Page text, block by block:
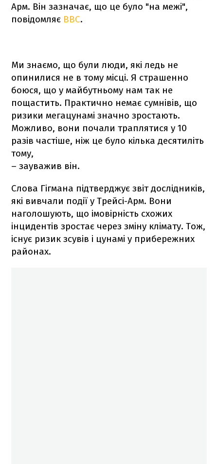
Арм. Він зазначає, що це було "на межі",
повідомляє BBC.
Ми знаємо, що були люди, які ледь не
опинилися не в тому місці. Я страшенно
боюся, що у майбутньому нам так не
пощастить. Практично немає сумнівів, що
ризики мегацунамі значно зростають.
Можливо, вони почали траплятися у 10
разів частіше, ніж це було кілька десятиліть
тому,
– зауважив він.
Слова Гігмана підтверджує звіт дослідників,
які вивчали події у Трейсі-Арм. Вони
наголошують, що імовірність схожих
інцидентів зростає через зміну клімату. Тож,
існує ризик зсувів і цунамі у прибережних
районах.